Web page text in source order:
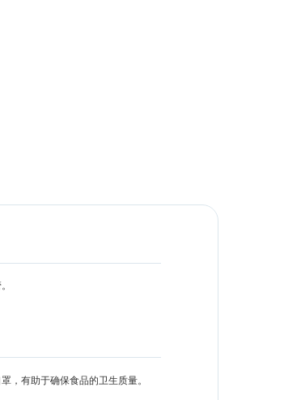
，有助于确保食品的卫生质量。